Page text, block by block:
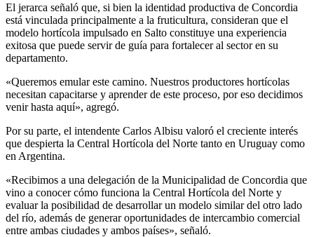
El jerarca señaló que, si bien la identidad productiva de Concordia
está vinculada principalmente a la fruticultura, consideran que el
modelo hortícola impulsado en Salto constituye una experiencia
exitosa que puede servir de guía para fortalecer al sector en su
departamento.
«Queremos emular este camino. Nuestros productores hortícolas
necesitan capacitarse y aprender de este proceso, por eso decidimos
venir hasta aquí», agregó.
Por su parte, el intendente Carlos Albisu valoró el creciente interés
que despierta la Central Hortícola del Norte tanto en Uruguay como
en Argentina.
«Recibimos a una delegación de la Municipalidad de Concordia que
vino a conocer cómo funciona la Central Hortícola del Norte y
evaluar la posibilidad de desarrollar un modelo similar del otro lado
del río, además de generar oportunidades de intercambio comercial
entre ambas ciudades y ambos países», señaló.